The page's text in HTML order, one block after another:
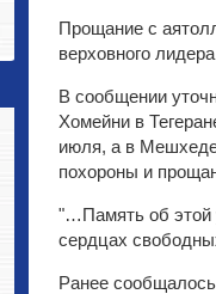
Прощание с
верховного
В сообщении
Хомейни в
июля, а в Мешхеде
похороны и
"…Память об этой
сердцах
Ранее